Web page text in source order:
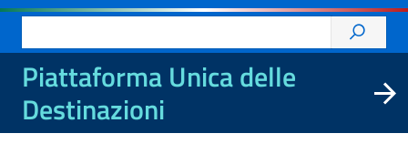
per:
Piattaforma Unica delle
Destinazioni